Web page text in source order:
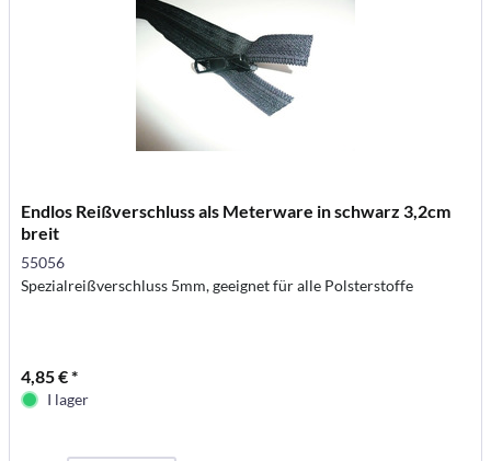
Endlos Reißverschluss als Meterware in schwarz 3,2cm
breit
55056
Spezialreißverschluss 5mm, geeignet für alle Polsterstoffe
4,85 € *
I lager